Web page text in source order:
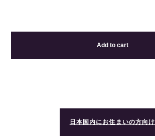
Add to cart
日本国内にお住まいの方向け